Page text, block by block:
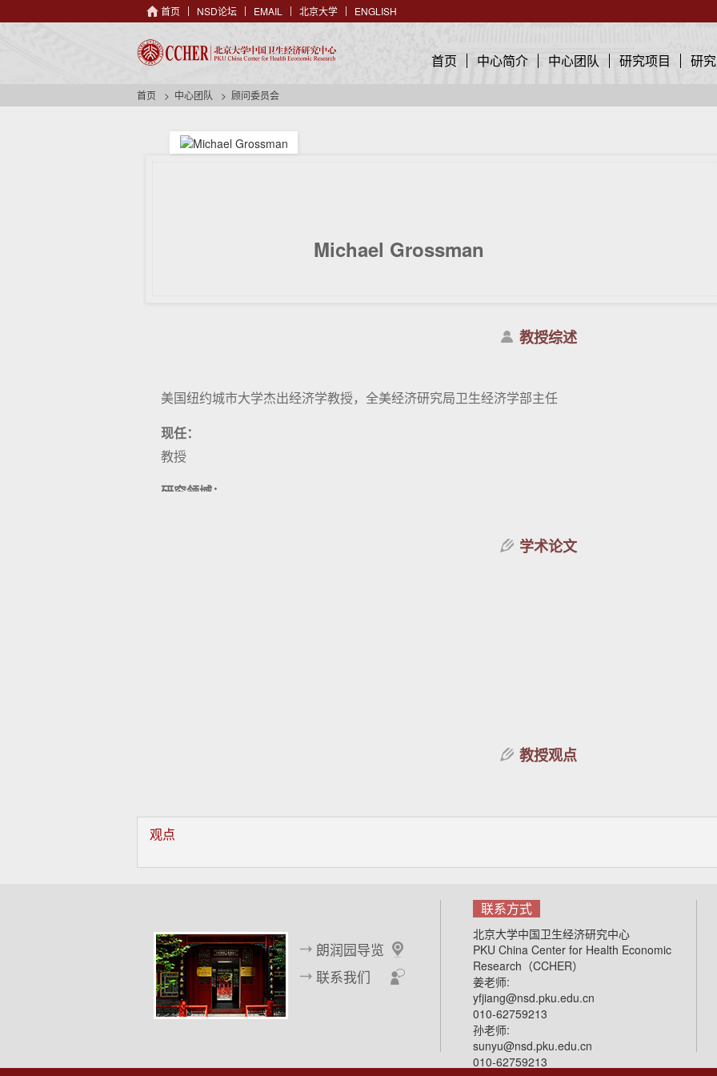
首页 NSD论坛 EMAIL 北京大学 ENGLISH
首页 中心简介 中心团队 研究项目 研
首页 中心团队 顾问委员会
Michael Grossman
教授综述
美国纽约城市大学杰出经济学教授，全美经济研究局卫生经济学部主任
现任：
教授
研究领域：
学术论文
教授观点
观点
朗润园导览
联系我们
联系方式
北京大学中国卫生经济研究中心
PKU China Center for Health Economic
Research（CCHER）
姜老师:
yfjiang@nsd.pku.edu.cn
010-62759213
孙老师:
sunyu@nsd.pku.edu.cn
010-62759213